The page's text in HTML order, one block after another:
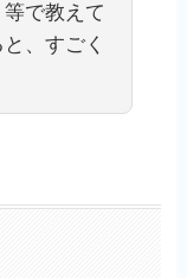
で教えて
、すごく